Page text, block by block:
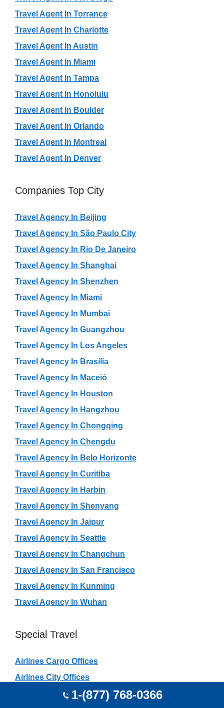
Travel Agent In Torrance
Travel Agent In Charlotte
Travel Agent In Austin
Travel Agent In Miami
Travel Agent In Tampa
Travel Agent In Honolulu
Travel Agent In Boulder
Travel Agent In Orlando
Travel Agent In Montreal
Travel Agent In Denver
Companies Top City
Travel Agency In Beijing
Travel Agency In São Paulo City
Travel Agency In Rio De Janeiro
Travel Agency In Shanghai
Travel Agency In Shenzhen
Travel Agency In Miami
Travel Agency In Mumbai
Travel Agency In Guangzhou
Travel Agency In Los Angeles
Travel Agency In Brasília
Travel Agency In Maceió
Travel Agency In Houston
Travel Agency In Hangzhou
Travel Agency In Chongqing
Travel Agency In Chengdu
Travel Agency In Belo Horizonte
Travel Agency In Curitiba
Travel Agency In Harbin
Travel Agency In Shenyang
Travel Agency In Jaipur
Travel Agency In Seattle
Travel Agency In Changchun
Travel Agency In San Francisco
Travel Agency In Kunming
Travel Agency In Wuhan
Special Travel
Airlines Cargo Offices
Airlines City Offices
All Airport Ticketing Counter
1-(877) 768-0366